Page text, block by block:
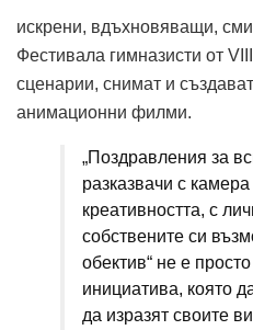
искрени, вдъхновяващи,
Фестивала гимназисти от
сценарии, снимат и
анимационни филми.
„Поздравления за
разказвачи с
креативността, с
собствените си
обектив“ не е
инициатива, която
да изразят своите